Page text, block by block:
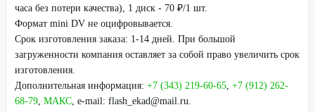
часа без потери качества), 1 диск - 70 ₽/1 шт.
Формат mini DV не оцифровывается.
Срок изготовления заказа: 1-14 дней. При большой
загруженности компания оставляет за собой право увеличить срок
изготовления.
Дополнительная информация: +7 (343) 219-60-65, +7 (912) 262-
68-79, МАКС, e-mail: flash_ekad@mail.ru.